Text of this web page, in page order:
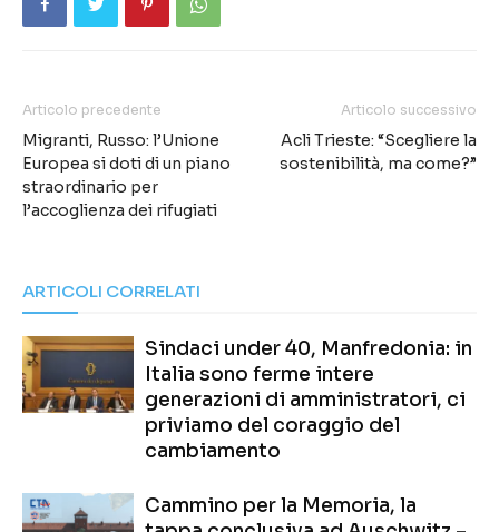
Articolo precedente
Migranti, Russo: l’Unione
Europea si doti di un piano
straordinario per
l’accoglienza dei rifugiati
Articolo successivo
Acli Trieste: “Scegliere la
sostenibilità, ma come?”
ARTICOLI CORRELATI
Sindaci under 40, Manfredonia: in
Italia sono ferme intere
generazioni di amministratori, ci
priviamo del coraggio del
cambiamento
Cammino per la Memoria, la